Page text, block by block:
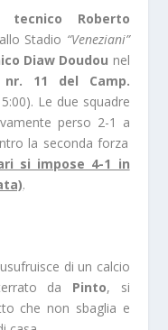
tecnico Roberto
Stadio “Veneziani”
Diaw Doudou nel
nr. 11 del Camp.
Le due squadre
perso 2-1 a
la seconda forza
si impose 4-1 in
.
di un calcio
da Pinto, si
che non sbaglia e